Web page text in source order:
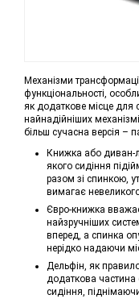
Механізми
функціональності,
як додаткове місце для
найнадійніших
більш сучасна версія –
Книжка або диван-
якого сидіння
разом зі спинкою,
вимагає невеликого
Євро-книжка
найзручніших
вперед, а спинка
нерідко надаючи
Дельфін, як
додаткова частина
сидіння,